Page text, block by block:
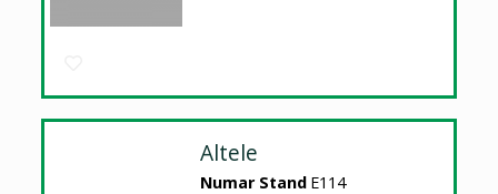
Altele
Numar Stand E114